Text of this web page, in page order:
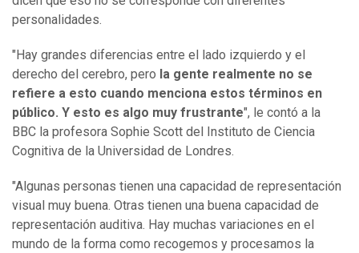
personalidades.
"Hay grandes diferencias entre el lado izquierdo y el
derecho del cerebro, pero la gente realmente no se
refiere a esto cuando menciona estos términos en
público. Y esto es algo muy frustrante", le contó a la
BBC la profesora Sophie Scott del Instituto de Ciencia
Cognitiva de la Universidad de Londres.
"Algunas personas tienen una capacidad de representación
visual muy buena. Otras tienen una buena capacidad de
representación auditiva. Hay muchas variaciones en el
mundo de la forma como recogemos y procesamos la